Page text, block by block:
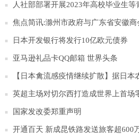
人社部部署开展2023年高校毕业生等
焦点简讯:滁州市政府与广东省安徽
日本开发银行将发行10亿欧元债券
亚马逊礼品卡QQ邮箱 世界头条
【日本禽流感疫情继续扩散】据日本
日本北海道千岁市一处农场发生高致
这家农场饲养的约35万只蛋鸡以及同
农场饲养的约4万只蛋鸡都将被扑杀
英超主场对切尔西打造成世界上首场
讯
国家发改委郑重声明
开通百天 新成昆铁路发送旅客超600